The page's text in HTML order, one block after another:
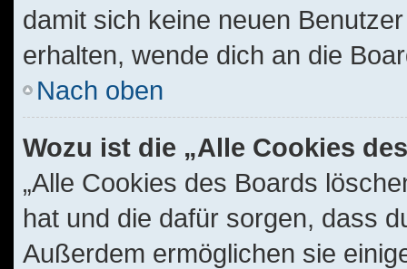
damit sich keine neuen
erhalten, wende dich an die
Nach oben
Wozu ist die „Alle Cookies
„Alle Cookies des Boards
hat und die dafür sorgen, dass
Außerdem ermöglichen sie